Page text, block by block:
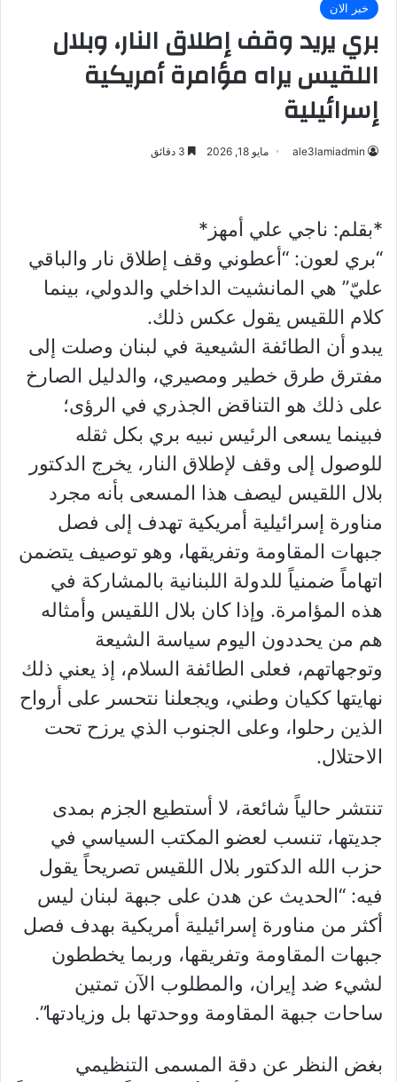
خبر الان
بري يريد وقف إطلاق النار، وبلال
اللقيس يراه مؤامرة أمريكية
إسرائيلية
ale3lamiadmin مايو 18, 2026
*بقلم: ناجي علي أمهز*
“بري لعون: “أعطوني وقف إطلاق نار والباقي
عليّ” هي المانشيت الداخلي والدولي، بينما
كلام اللقيس يقول عكس ذلك.
يبدو أن الطائفة الشيعية في لبنان وصلت إلى
مفترق طرق خطير ومصيري، والدليل الصارخ
على ذلك هو التناقض الجذري في الرؤى؛
فبينما يسعى الرئيس نبيه بري بكل ثقله
للوصول إلى وقف لإطلاق النار، يخرج الدكتور
بلال اللقيس ليصف هذا المسعى بأنه مجرد
مناورة إسرائيلية أمريكية تهدف إلى فصل
جبهات المقاومة وتفريقها، وهو توصيف يتضمن
اتهاماً ضمنياً للدولة اللبنانية بالمشاركة في
هذه المؤامرة. وإذا كان بلال اللقيس وأمثاله
هم من يحددون اليوم سياسة الشيعة
وتوجهاتهم، فعلى الطائفة السلام، إذ يعني ذلك
نهايتها ككيان وطني، ويجعلنا نتحسر على أرواح
الذين رحلوا، وعلى الجنوب الذي يرزح تحت
الاحتلال.
تنتشر حالياً شائعة، لا أستطيع الجزم بمدى
جديتها، تنسب لعضو المكتب السياسي في
حزب الله الدكتور بلال اللقيس تصريحاً يقول
فيه: “الحديث عن هدن على جبهة لبنان ليس
أكثر من مناورة إسرائيلية أمريكية بهدف فصل
جبهات المقاومة وتفريقها، وربما يخططون
لشيء ضد إيران، والمطلوب الآن تمتين
ساحات جبهة المقاومة ووحدتها بل وزيادتها”.
بغض النظر عن دقة المسمى التنظيمي